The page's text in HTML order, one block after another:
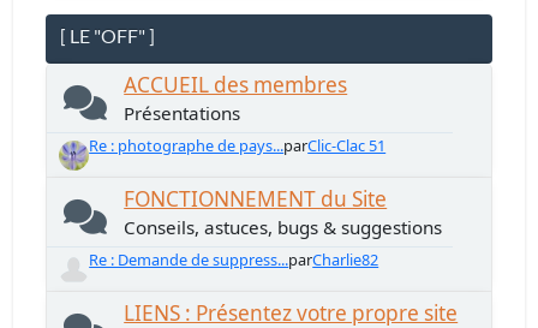
[ LE "OFF" ]
ACCUEIL des membres
Présentations
Re : photographe de pays...parClic-Clac 51
FONCTIONNEMENT du Site
Conseils, astuces, bugs & suggestions
Re : Demande de suppress...parCharlie82
LIENS : Présentez votre propre site